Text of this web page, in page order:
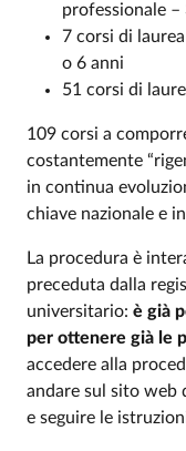
professionale –
7 corsi di
o 6 anni
51 corsi di
109 corsi a
costantemente
in continua
chiave nazionale e
La procedura è
preceduta dalla
universitario: è già
per ottenere già le
accedere alla
andare sul sito web
e seguire le